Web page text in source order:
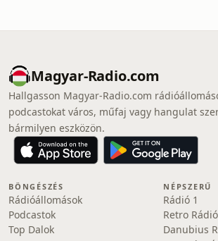
Magyar-Radio.com
Hallgasson Magyar-Radio.com
podcastokat város, műfaj vagy hangulat
bármilyen eszközön.
BÖNGÉSZÉS
Rádióállomások
Podcastok
Top Dalok
NÉPSZERŰ
Rádió 1
Retro Rádió
Danubius